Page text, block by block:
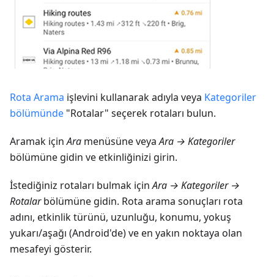
Rota Arama işlevini kullanarak adıyla veya Kategoriler
bölümünde "Rotalar" seçerek rotaları bulun.
Aramak içinAra menüsüne veyaAra → Kategoriler
bölümüne gidin ve etkinliğinizi girin.
İstediğiniz rotaları bulmak içinAra → Kategoriler →
Rotalarbölümüne gidin. Rota arama sonuçları rota
adını, etkinlik türünü, uzunluğu, konumu, yokuş
yukarı/aşağı (Android'de) ve en yakın noktaya olan
mesafeyi gösterir.